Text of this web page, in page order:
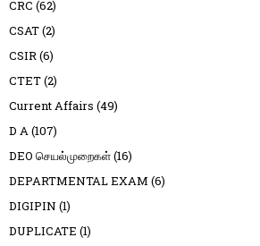
CRC (62)
CSAT(2)
CSIR(6)
CTET(2)
Current Affairs (49)
D A(107)
DEO செயல்முறைகள்(16)
DEPARTMENTAL EXAM (6)
DIGIPIN (1)
DUPLICATE (1)